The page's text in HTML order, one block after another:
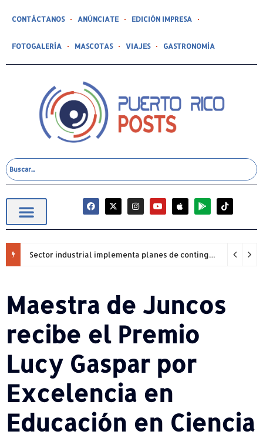
CONTÁCTANOS ANÚNCIATE EDICIÓN IMPRESA
FOTOGALERÍA MASCOTAS VIAJES GASTRONOMÍA
Sector industrial implementa planes de contingencia ante racionamiento de agua y hace un llamado a la eficiencia infraestructural
Maestra de Juncos
recibe el Premio
Lucy Gaspar por
Excelencia en
Educación en Ciencia